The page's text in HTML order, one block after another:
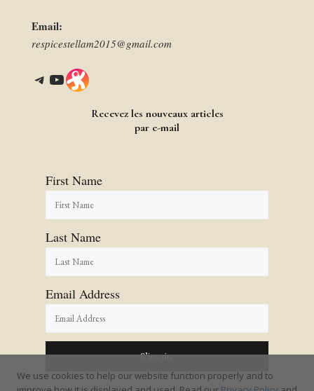
Email:
respicestellam2015@gmail.com
Telegram YouTube Link
Recevez les nouveaux articles
par e-mail
First Name
Last Name
Email Address
We use cookies to help our website function properly and to